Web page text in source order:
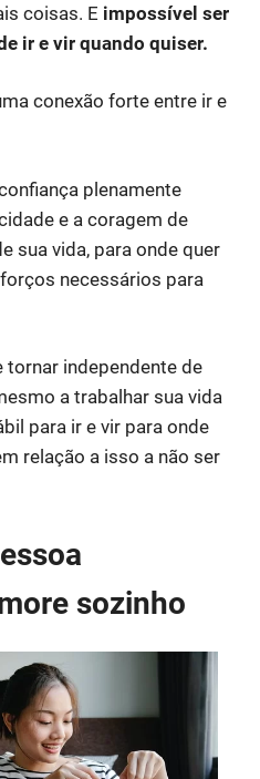
coisas. E impossível ser
ir e vir quando quiser.
conexão forte entre ir e
plenamente
e a coragem de
sua vida, para onde quer
necessários para
tornar independente de
a trabalhar sua vida
para ir e vir para onde
relação a isso a não ser
sozinho